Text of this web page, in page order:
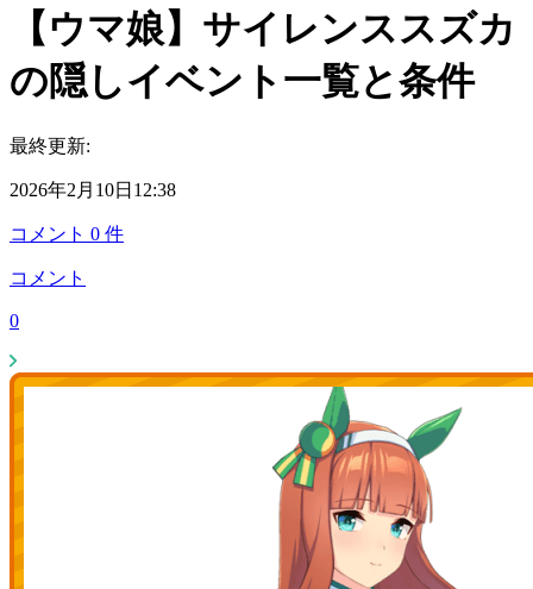
【ウマ娘】サイレンススズカ
の隠しイベント一覧と条件
最終更新:
2026年2月10日12:38
コメント 0 件
コメント
0